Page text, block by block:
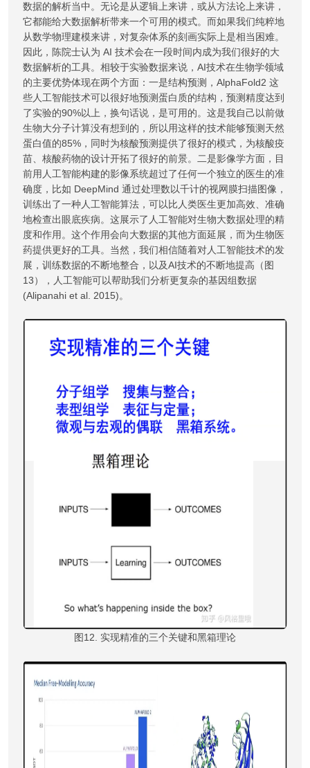
数据的解析当中。无论是从逻辑上来讲，或从方法论上来讲，
它都能给大数据解析带来一个可用的模式。而如果我们纯粹地
从数学物理建模来讲，对复杂体系的刻画实际上是相当困难。
因此，陈院士认为 AI 技术会在一段时间内成为我们很好的大
数据解析的工具。相较于实验数据来说，AI技术在生物学领域
的主要优势体现在两个方面：一是结构预测，AlphaFold2 这
些人工智能技术可以很好地预测蛋白质的结构，预测精度达到
了实验的90%以上，换句话说，是可用的。这是我自己以前做
生物大分子计算没有想到的，所以用这样的技术能够预测天然
蛋白值的85%，同时为核酸预测提供了很好的模式，为核酸疫
苗、核酸药物的设计开拓了很好的前景。二是影像学方面，目
前用人工智能构建的影像系统超过了任何一个独立的医生的准
确度，比如 DeepMind 通过处理数以千计的视网膜扫描图像，
训练出了一种人工智能算法，可以比人类医生更加高效、准确
地检查出眼底疾病。这展示了人工智能对生物大数据处理的精
度和作用。这个作用会向大数据的其他方面延展，而为生物医
药提供更好的工具。当然，我们相信随着对人工智能技术的发
展，训练数据的不断地整合，以及AI技术的不断地提高（图
13），人工智能可以帮助我们分析更复杂的基因组数据
(Alipanahi et al. 2015)。
图12. 实现精准的三个关键和黑箱理论